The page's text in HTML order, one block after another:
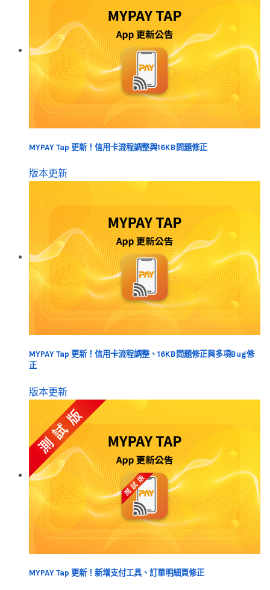
MYPAY Tap 更新！信用卡流程調整與16KB問題修正
版本更新
MYPAY Tap 更新！信用卡流程調整、16KB問題修正與多項Bug修
正
版本更新
MYPAY Tap 更新！新增支付工具、訂單明細頁修正